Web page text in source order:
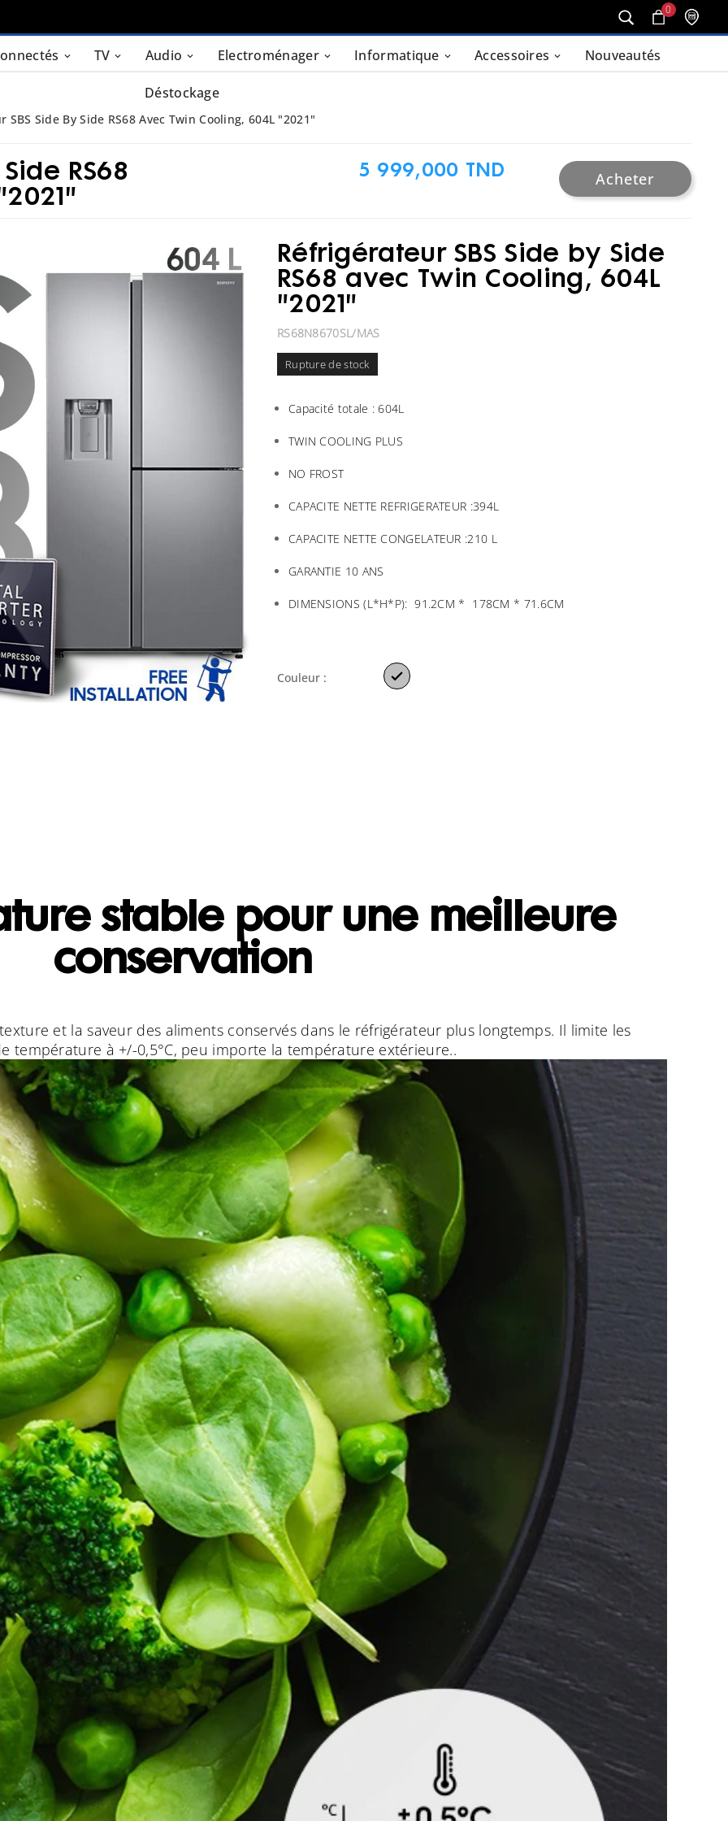
0
TV Audio Electroménager Informatique Accessoires Nouveautés
Déstockage
SBS Side By Side RS68 Avec Twin Cooling, 604L "2021"
RS68
5 999,000 TND Acheter
Réfrigérateur SBS Side by Side
RS68 avec Twin Cooling, 604L
"2021"
RS68N8670SL/MAS
Rupture de stock
Capacité totale : 604L
TWIN COOLING PLUS
NO FROST
CAPACITE NETTE REFRIGERATEUR :394L
CAPACITE NETTE CONGELATEUR :210 L
GARANTIE 10 ANS
DIMENSIONS (L*H*P): 91.2CM * 178CM * 71.6CM
Couleur : 
stable pour une meilleure
conservation
et la saveur des aliments conservés dans le réfrigérateur plus longtemps. Il limite les
température à +/-0,5°C, peu importe la température extérieure..